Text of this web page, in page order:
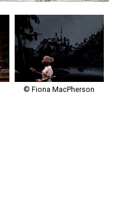
© Fiona MacPherson